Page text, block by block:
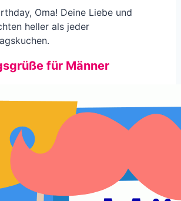
Oma! Deine Liebe und
heller als jeder
für Männer